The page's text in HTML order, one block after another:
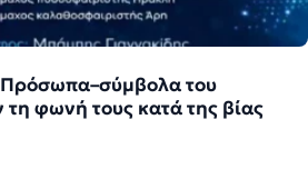
του
φωνή τους κατά της βίας